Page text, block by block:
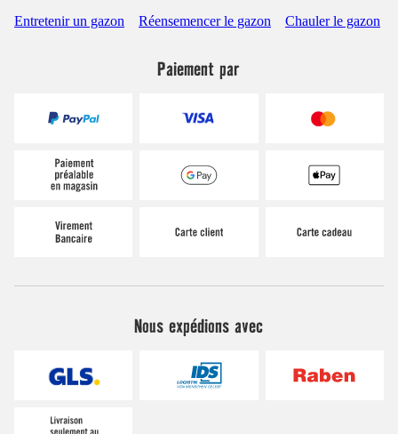
Entretenir un gazon Réensemencer le gazon Chauler le gazon
Paiement par
Nous expédions avec